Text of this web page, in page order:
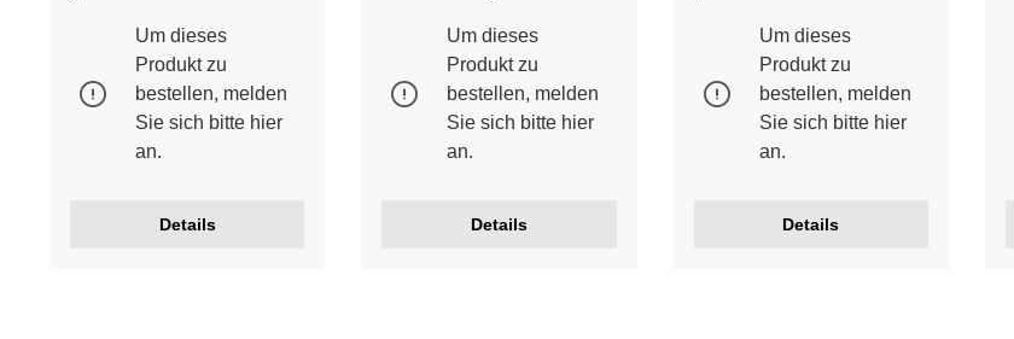
Um dieses
Produkt zu
bestellen, melden
Sie sich bitte hier
an.
Details
Breite / Tiefe ca. 21 cm
Um dieses
Produkt zu
bestellen, melden
Sie sich bitte hier
an.
Details
Um dieses
Produkt zu
bestellen, melden
Sie sich bitte hier
an.
Details